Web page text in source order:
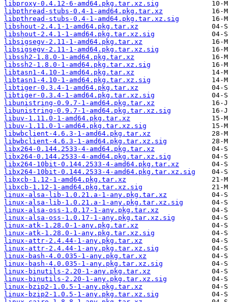
libproxy-0.4.12-6-amd64.pkg.tar.xz.sig
libpthread-stubs-0.4-1-amd64.pkg.tar.xz
libpthread-stubs-0.4-1-amd64.pkg.tar.xz.sig
libshout-2.4.1-1-amd64.pkg.tar.xz
libshout-2.4.1-1-amd64.pkg.tar.xz.sig
libsigsegv-2.11-1-amd64.pkg.tar.xz
libsigsegv-2.11-1-amd64.pkg.tar.xz.sig
libssh2-1.8.0-1-amd64.pkg.tar.xz
libssh2-1.8.0-1-amd64.pkg.tar.xz.sig
libtasn1-4.10-1-amd64.pkg.tar.xz
libtasn1-4.10-1-amd64.pkg.tar.xz.sig
libtiger-0.3.4-1-amd64.pkg.tar.xz
libtiger-0.3.4-1-amd64.pkg.tar.xz.sig
libunistring-0.9.7-1-amd64.pkg.tar.xz
libunistring-0.9.7-1-amd64.pkg.tar.xz.sig
libuv-1.11.0-1-amd64.pkg.tar.xz
libuv-1.11.0-1-amd64.pkg.tar.xz.sig
libwbclient-4.6.3-1-amd64.pkg.tar.xz
libwbclient-4.6.3-1-amd64.pkg.tar.xz.sig
libx264-0.144.2533-4-amd64.pkg.tar.xz
libx264-0.144.2533-4-amd64.pkg.tar.xz.sig
libx264-10bit-0.144.2533-4-amd64.pkg.tar.xz
libx264-10bit-0.144.2533-4-amd64.pkg.tar.xz.sig
libxcb-1.12-1-amd64.pkg.tar.xz
libxcb-1.12-1-amd64.pkg.tar.xz.sig
linux-alsa-lib-1.0.21.a-1-any.pkg.tar.xz
linux-alsa-lib-1.0.21.a-1-any.pkg.tar.xz.sig
linux-alsa-oss-1.0.17-1-any.pkg.tar.xz
linux-alsa-oss-1.0.17-1-any.pkg.tar.xz.sig
linux-atk-1.28.0-1-any.pkg.tar.xz
linux-atk-1.28.0-1-any.pkg.tar.xz.sig
linux-attr-2.4.44-1-any.pkg.tar.xz
linux-attr-2.4.44-1-any.pkg.tar.xz.sig
linux-bash-4.0.035-1-any.pkg.tar.xz
linux-bash-4.0.035-1-any.pkg.tar.xz.sig
linux-binutils-2.20-1-any.pkg.tar.xz
linux-binutils-2.20-1-any.pkg.tar.xz.sig
linux-bzip2-1.0.5-1-any.pkg.tar.xz
linux-bzip2-1.0.5-1-any.pkg.tar.xz.sig